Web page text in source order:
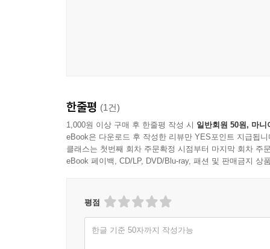
있었습니다. 네브래스카의 어린 시절을 작은 캐
스스로 나아가려고 하지 않는다면 시간이 우리를
기억은 개인의 서사를 유지하는 엔진이고 나
배경으로 그렸고, 등장시킨 모든 인물마다의 자
이해하려 합니다.
한줄평 (1건)
1,000원 이상 구매 후 한줄평 작성 시 일반회원 50원, 마니
eBook은 다운로드 후 작성한 리뷰만 YES포인트 지급됩니
클래스는 첫번째 회차 주문확정 시점부터 마지막 회차 주
eBook 페이백, CD/LP, DVD/Blu-ray, 패션 및 판매금지 상
평점
한글 기준 50자까지 작성가능